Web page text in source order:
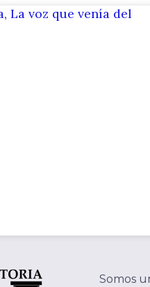
La voz que venía del
Somos